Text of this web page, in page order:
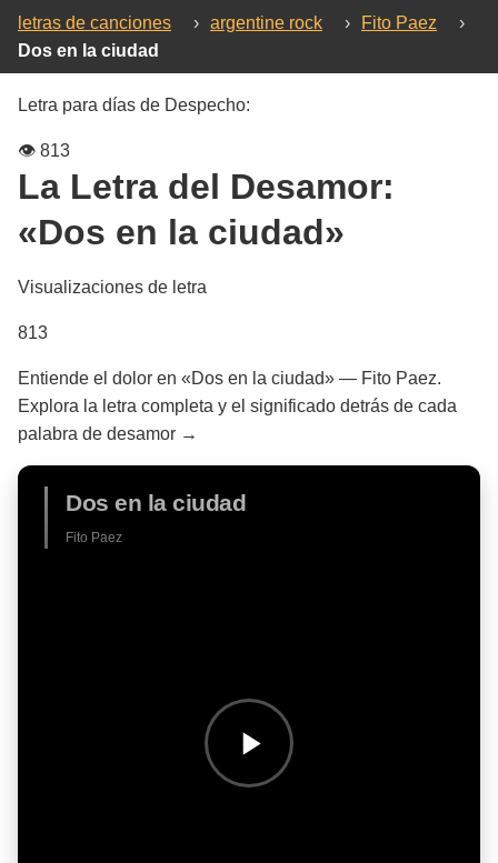
letras de canciones › argentine rock › Fito Paez
›
Dos en la ciudad
Letra para días de Despecho:
👁️ 813
La Letra del Desamor:
«Dos en la ciudad»
Visualizaciones de letra
813
Entiende el dolor en «Dos en la ciudad» — Fito Paez.
Explora la letra completa y el significado detrás de cada
palabra de desamor →
Dos en la ciudad
Fito Paez